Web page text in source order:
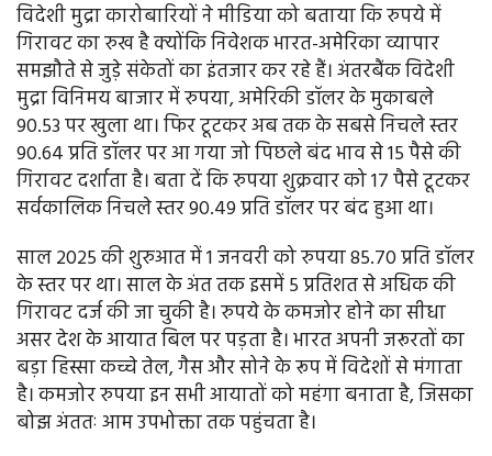
विदेशी मुद्रा कारोबारियों ने मीडिया को बताया कि रुपये में
गिरावट का रुख है क्योंकि निवेशक भारत-अमेरिका व्यापार
समझौते से जुड़े संकेतों का इंतजार कर रहे हैं। अंतरबैंक विदेशी
मुद्रा विनिमय बाजार में रुपया, अमेरिकी डॉलर के मुकाबले
90.53 पर खुला था। फिर टूटकर अब तक के सबसे निचले स्तर
90.64 प्रति डॉलर पर आ गया जो पिछले बंद भाव से 15 पैसे की
गिरावट दर्शाता है। बता दें कि रुपया शुक्रवार को 17 पैसे टूटकर
सर्वकालिक निचले स्तर 90.49 प्रति डॉलर पर बंद हुआ था।
साल 2025 की शुरुआत में 1 जनवरी को रुपया 85.70 प्रति डॉलर
के स्तर पर था। साल के अंत तक इसमें 5 प्रतिशत से अधिक की
गिरावट दर्ज की जा चुकी है। रुपये के कमजोर होने का सीधा
असर देश के आयात बिल पर पड़ता है। भारत अपनी जरूरतों का
बड़ा हिस्सा कच्चे तेल, गैस और सोने के रूप में विदेशों से मंगाता
है। कमजोर रुपया इन सभी आयातों को महंगा बनाता है, जिसका
बोझ अंततः आम उपभोक्ता तक पहुंचता है।